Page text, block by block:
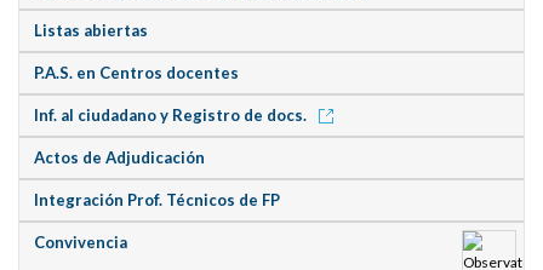
Listas abiertas
P.A.S. en Centros docentes
Inf. al ciudadano y Registro de docs.
Actos de Adjudicación
Integración Prof. Técnicos de FP
Convivencia